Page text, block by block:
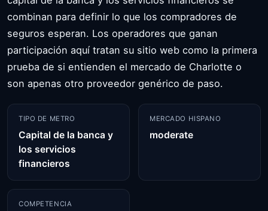
combinan para definir lo que los compradores de
seguros esperan. Los operadores que ganan
participación aquí tratan su sitio web como la primera
prueba de si entienden el mercado de Charlotte o
son apenas otro proveedor genérico de paso.
TIPO DE METRO
Capital de la banca y
los servicios
financieros
MERCADO HISPANO
moderate
COMPETENCIA